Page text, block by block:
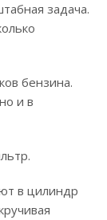
задача.
бензина.
и в
в цилиндр